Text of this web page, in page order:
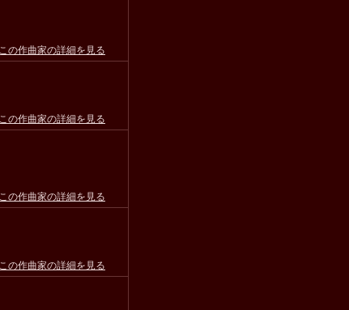
この作曲家の詳細を見る
この作曲家の詳細を見る
この作曲家の詳細を見る
この作曲家の詳細を見る